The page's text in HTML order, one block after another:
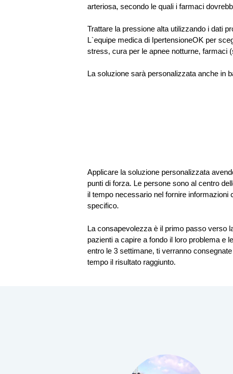
arteriosa, secondo le quali i farmaci
Trattare la pressione alta utilizzando i dati
L`equipe medica di IpertensioneOK per
stress, cura per le apnee notturne, farmaci
La soluzione sarà personalizzata anche in
Applicare la soluzione personalizzata
punti di forza. Le persone sono al centro
il tempo necessario nel fornire
specifico.
La consapevolezza è il primo passo verso
pazienti a capire a fondo il loro problema e
entro le 3 settimane, ti verranno
tempo il risultato raggiunto.